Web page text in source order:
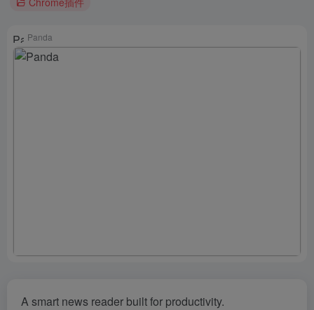
Panda
A smart news reader built for productivity.